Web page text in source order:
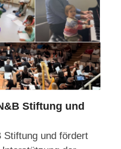
Stiftung und
Stiftung und fördert